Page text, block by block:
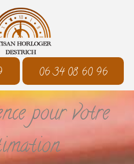
06 34 08 60 96
pour votre